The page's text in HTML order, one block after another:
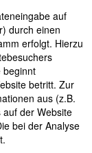
auf
durch einen
erfolgt. Hierzu
beginnt
betritt. Zur
aus (z.B.
auf der Website
bei der Analyse